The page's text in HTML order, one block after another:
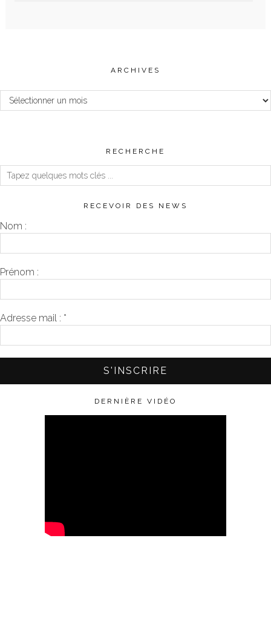
ARCHIVES
Archives
RECHERCHE
RECEVOIR DES NEWS
Nom :
Prénom :
Adresse mail : *
DERNIÈRE VIDÉO